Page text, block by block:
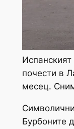
почести в
месец.
Бурбоните